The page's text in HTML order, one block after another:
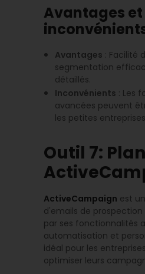
Avantages et
Avantages : Facilité
segmentation
détaillés.
Inconvénients : Les
avancées peuvent
les petites
Outil 7:
ActiveCampaign est
d'emails de prospection
par ses fonctionnalités
automatisation et
idéal pour les
optimiser leurs